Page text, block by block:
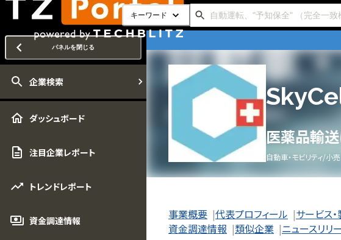
キーワード
パネルを閉じる
企業検索
ダッシュボード
注目企業レポート
トレンドレポート
資金調達情報
医薬品輸
自動車・モビリティ/小
事業概要 サービス
代表プロフィール
資金調達情報
類似企業 ニュースリリ